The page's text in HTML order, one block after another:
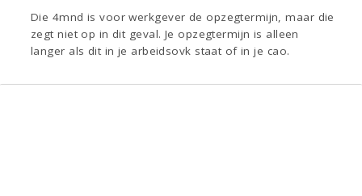
Die 4mnd is voor werkgever de opzegtermijn, maar die
zegt niet op in dit geval. Je opzegtermijn is alleen
langer als dit in je arbeidsovk staat of in je cao.